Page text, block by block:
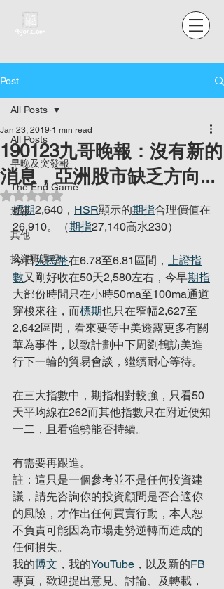
Post
All Posts
早晚及突發報
The End Game
週報
其他
投資班課程
All Posts
190123九哥晚報：沒有新的
消息，亞洲股市缺乏方向...
Jan 23, 2019 1 min read
Rated NaN out of 5 stars.
標期2,640， HSR顯示的期指合理價值在
26,910。（期指27,140高水230）
今日人民幣在6.78至6.81區間， 上證指
數又剛好收在50天2,580左右，今早期指
大部份時間只在小時50ma至100ma通道
穿梭來往，而標期也只在窄幅2,627至
2,642區間，看來要等中美透露更多有關
華為事件，以致計劃中下周劉鶴訪美進
行下一輪的貿易會談，繼續耐心等待。
在三大指數中，期指相對較強，只看50
天平均線在262而其他指數只在附近便知
一二，且看強勢能否持續。
有需要再跟進。
註：這只是一個參考並不是任何投資建
議，請先咨詢你的投資顧問是否合適你
的風險，才作出任何買賣行動，本人恕
不負責可能因為市場走勢逆轉而造成的
任何損失。
我的博文 ，我的YouTube ，以及新的FB
專頁，歡迎提出意見、討論、及轉載，